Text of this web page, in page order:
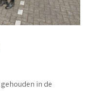
in de